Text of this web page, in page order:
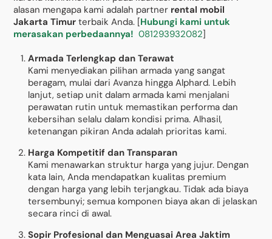
alasan mengapa kami adalah partner rental mobil
Jakarta Timur terbaik Anda. [Hubungi kami untuk
merasakan perbedaannya! 081293932082]
Armada Terlengkap dan Terawat
Kami menyediakan pilihan armada yang sangat
beragam, mulai dari Avanza hingga Alphard. Lebih
lanjut, setiap unit dalam armada kami menjalani
perawatan rutin untuk memastikan performa dan
kebersihan selalu dalam kondisi prima. Alhasil,
ketenangan pikiran Anda adalah prioritas kami.
Harga Kompetitif dan Transparan
Kami menawarkan struktur harga yang jujur. Dengan
kata lain, Anda mendapatkan kualitas premium
dengan harga yang lebih terjangkau. Tidak ada biaya
tersembunyi; semua komponen biaya akan di jelaskan
secara rinci di awal.
Sopir Profesional dan Menguasai Area Jaktim